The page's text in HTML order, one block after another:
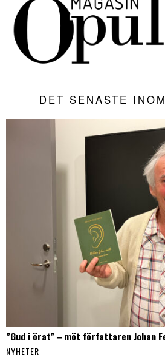
DET SENASTE
”Gud i örat” ‒ möt författaren Johan
NYHETER